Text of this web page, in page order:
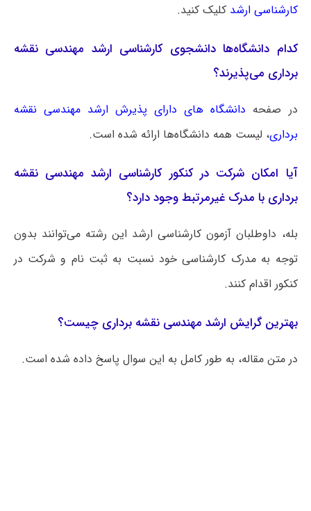
کارشناسی ارشد کلیک کنید.
کدام دانشگاه‌ها دانشجوی کارشناسی ارشد مهندسی نقشه‌
برداری می‌پذیرند؟
در صفحه دانشگاه های دارای پذیرش ارشد مهندسی نقشه‌
برداری، لیست همه دانشگاه‌ها ارائه شده است.
آیا امکان شرکت در کنکور کارشناسی ارشد مهندسی نقشه‌
برداری با مدرک غیرمرتبط وجود دارد؟
بله، داوطلبان آزمون کارشناسی ارشد این رشته می‌توانند بدون
توجه به مدرک کارشناسی خود نسبت به ثبت نام و شرکت در
کنکور اقدام کنند.
بهترین گرایش ارشد مهندسی نقشه‌ برداری چیست؟
در متن مقاله، به طور کامل به این سوال پاسخ داده شده است.